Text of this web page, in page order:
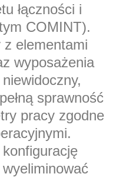
łączności i
COMINT).
elementami
wyposażenia
sprawność
pracy zgodne